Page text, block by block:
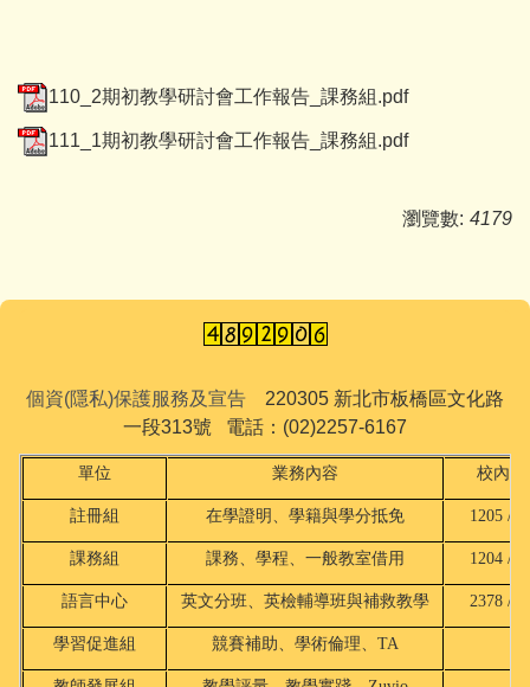
110_2期初教學研討會工作報告_課務組.pdf
111_1期初教學研討會工作報告_課務組.pdf
瀏覽數: 4179
個資(隱私)保護服務及宣告 220305 新北市板橋區文化路
一段313號 電話：(02)2257-6167
單位 業務內容 校內
註冊組 在學證明、學籍與學分抵免 1205 /
課務組 課務、學程、一般教室借用 1204 /
語言中心 英文分班、英檢輔導班與補救教學 2378 /
學習促進組 競賽補助、學術倫理、TA